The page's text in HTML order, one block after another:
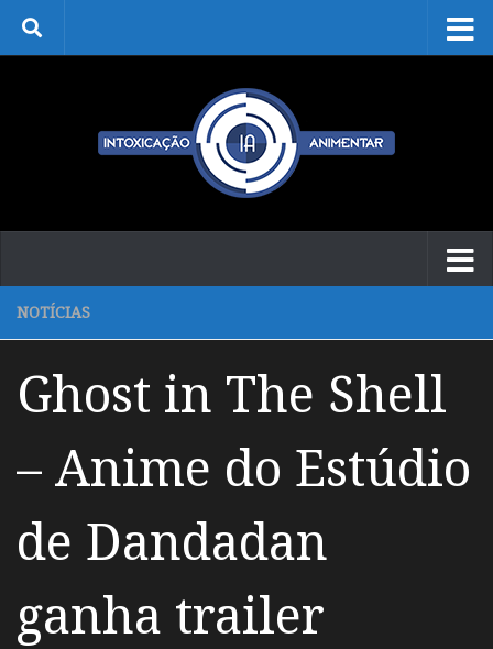
Skip to content
NOTÍCIAS
Ghost in The Shell
– Anime do Estúdio
de Dandadan
ganha trailer